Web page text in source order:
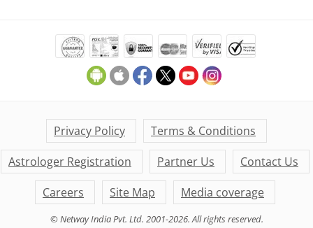
ज्योतिषी, अहमदाबाद
ज्योतिषी, जयपुर
ज्योतिषी, कर्नाटक
ज्योतिषी, केरल
लव ज्योतिषी
फाइनेंस ज्योतिषी
मनी ज्योतिषी
डेली लाइफ ज्योतिषी
के पी ज्योतिषी
Privacy Policy
Terms & Conditions
Astrologer Registration
Partner Us
Contact Us
Careers
Site Map Media coverage
© Netway India Pvt. Ltd. 2001-2026. All rights reserved.